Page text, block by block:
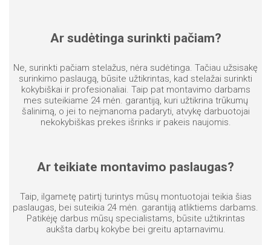
Ar sudėtinga surinkti pačiam?
Ne, surinkti pačiam stelažus, nėra sudėtinga. Tačiau užsisakę
surinkimo paslaugą, būsite užtikrintas, kad stelažai surinkti
kokybiškai ir profesionaliai. Taip pat montavimo darbams
mes suteikiame 24 mėn. garantiją, kuri užtikrina trūkumų
šalinimą, o jei to neįmanoma padaryti, atvykę darbuotojai
nekokybiškas prekes išrinks ir pakeis naujomis.
Ar teikiate montavimo paslaugas?
Taip, ilgametę patirtį turintys mūsų montuotojai teikia šias
paslaugas, bei suteikia 24 mėn. garantiją atliktiems darbams.
Patikėję darbus mūsų specialistams, būsite užtikrintas
aukšta darbų kokybe bei greitu aptarnavimu.